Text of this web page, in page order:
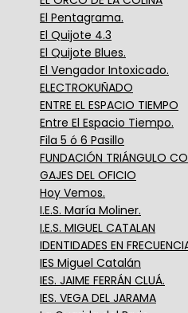
El Pentagrama.
El Quijote 4.3
El Quijote Blues.
El Vengador Intoxicado.
ELECTROKUÑADO
ENTRE EL ESPACIO TIEMPO
Entre El Espacio Tiempo.
Fila 5 ó 6 Pasillo
FUNDACIÓN TRIÁNGULO
GAJES DEL OFICIO
Hoy Vemos.
I.E.S. María Moliner.
I.E.S. MIGUEL CATALAN
IDENTIDADES EN
IES Miguel Catalán
IES. JAIME FERRÁN CLUÁ.
IES. VEGA DEL JARAMA